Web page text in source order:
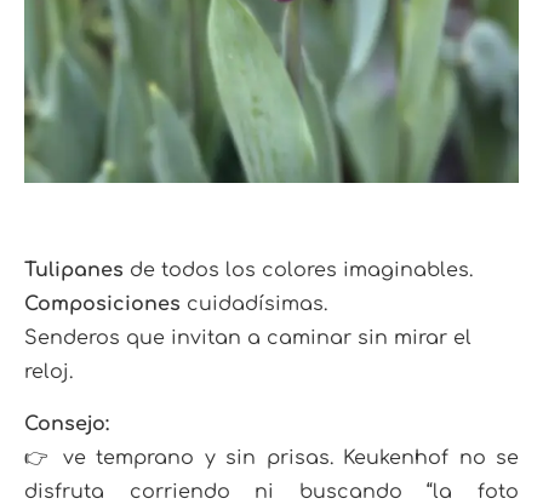
Tulipanes de todos los colores imaginables.
Composiciones cuidadísimas.
Senderos que invitan a caminar sin mirar el
reloj.
Consejo:
👉 ve temprano y sin prisas. Keukenhof no se
disfruta corriendo ni buscando “la foto